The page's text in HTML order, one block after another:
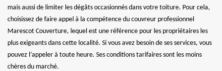
mais aussi de limiter les dégâts occasionnés dans votre toiture. Pour cela,
choisissez de faire appel à la compétence du couvreur professionnel
Marescot Couverture, lequel est une référence pour les propriétaires les
plus exigeants dans cette localité. Si vous avez besoin de ses services, vous
pouvez l’appeler à toute heure. Ses conditions tarifaires sont les moins
chères du marché.